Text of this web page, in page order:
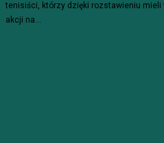
tenisiści, którzy dzięki rozstawieniu mieli
akcji na...